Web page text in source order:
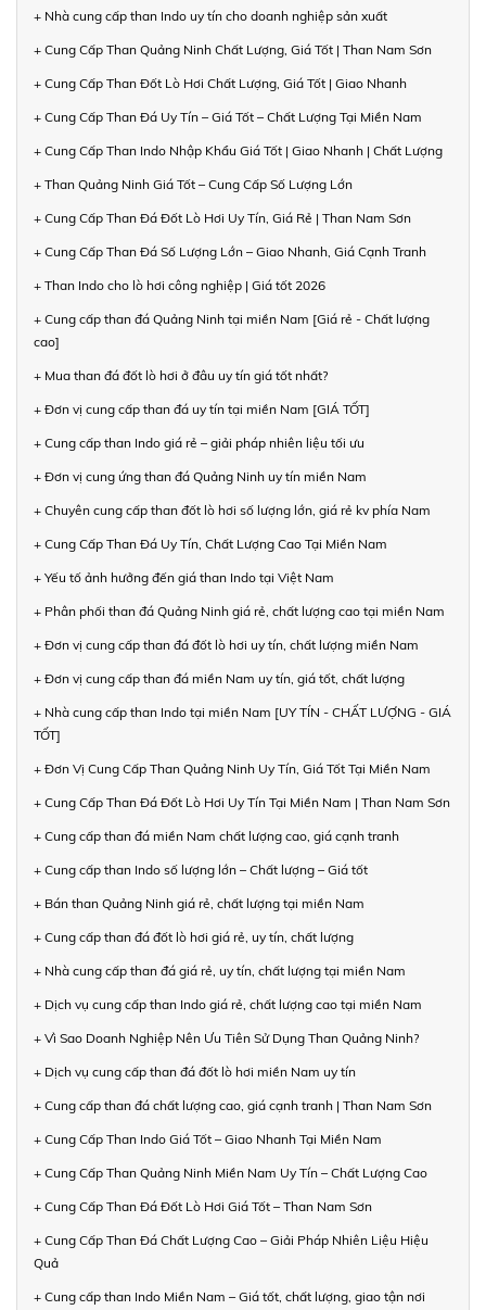
+ Nhà cung cấp than Indo uy tín cho doanh nghiệp sản xuất
+ Cung Cấp Than Quảng Ninh Chất Lượng, Giá Tốt | Than Nam Sơn
+ Cung Cấp Than Đốt Lò Hơi Chất Lượng, Giá Tốt | Giao Nhanh
+ Cung Cấp Than Đá Uy Tín – Giá Tốt – Chất Lượng Tại Miền Nam
+ Cung Cấp Than Indo Nhập Khẩu Giá Tốt | Giao Nhanh | Chất Lượng
+ Than Quảng Ninh Giá Tốt – Cung Cấp Số Lượng Lớn
+ Cung Cấp Than Đá Đốt Lò Hơi Uy Tín, Giá Rẻ | Than Nam Sơn
+ Cung Cấp Than Đá Số Lượng Lớn – Giao Nhanh, Giá Cạnh Tranh
+ Than Indo cho lò hơi công nghiệp | Giá tốt 2026
+ Cung cấp than đá Quảng Ninh tại miền Nam [Giá rẻ - Chất lượng
cao]
+ Mua than đá đốt lò hơi ở đâu uy tín giá tốt nhất?
+ Đơn vị cung cấp than đá uy tín tại miền Nam [GIÁ TỐT]
+ Cung cấp than Indo giá rẻ – giải pháp nhiên liệu tối ưu
+ Đơn vị cung ứng than đá Quảng Ninh uy tín miền Nam
+ Chuyên cung cấp than đốt lò hơi số lượng lớn, giá rẻ kv phía Nam
+ Cung Cấp Than Đá Uy Tín, Chất Lượng Cao Tại Miền Nam
+ Yếu tố ảnh hưởng đến giá than Indo tại Việt Nam
+ Phân phối than đá Quảng Ninh giá rẻ, chất lượng cao tại miền Nam
+ Đơn vị cung cấp than đá đốt lò hơi uy tín, chất lượng miền Nam
+ Đơn vị cung cấp than đá miền Nam uy tín, giá tốt, chất lượng
+ Nhà cung cấp than Indo tại miền Nam [UY TÍN - CHẤT LƯỢNG - GIÁ
TỐT]
+ Đơn Vị Cung Cấp Than Quảng Ninh Uy Tín, Giá Tốt Tại Miền Nam
+ Cung Cấp Than Đá Đốt Lò Hơi Uy Tín Tại Miền Nam | Than Nam Sơn
+ Cung cấp than đá miền Nam chất lượng cao, giá cạnh tranh
+ Cung cấp than Indo số lượng lớn – Chất lượng – Giá tốt
+ Bán than Quảng Ninh giá rẻ, chất lượng tại miền Nam
+ Cung cấp than đá đốt lò hơi giá rẻ, uy tín, chất lượng
+ Nhà cung cấp than đá giá rẻ, uy tín, chất lượng tại miền Nam
+ Dịch vụ cung cấp than Indo giá rẻ, chất lượng cao tại miền Nam
+ Vì Sao Doanh Nghiệp Nên Ưu Tiên Sử Dụng Than Quảng Ninh?
+ Dịch vụ cung cấp than đá đốt lò hơi miền Nam uy tín
+ Cung cấp than đá chất lượng cao, giá cạnh tranh | Than Nam Sơn
+ Cung Cấp Than Indo Giá Tốt – Giao Nhanh Tại Miền Nam
+ Cung Cấp Than Quảng Ninh Miền Nam Uy Tín – Chất Lượng Cao
+ Cung Cấp Than Đá Đốt Lò Hơi Giá Tốt – Than Nam Sơn
+ Cung Cấp Than Đá Chất Lượng Cao – Giải Pháp Nhiên Liệu Hiệu
Quả
+ Cung cấp than Indo Miền Nam – Giá tốt, chất lượng, giao tận nơi